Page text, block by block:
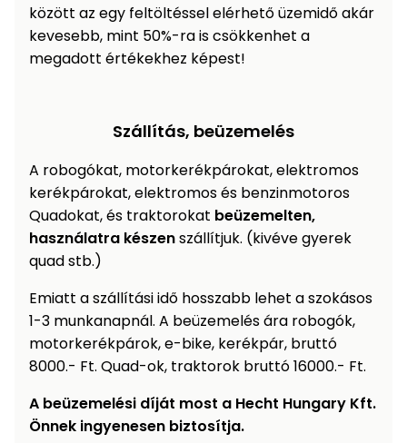
között az egy feltöltéssel elérhető üzemidő akár
kevesebb, mint 50%-ra is csökkenhet a
megadott értékekhez képest!
Szállítás, beüzemelés
A robogókat, motorkerékpárokat, elektromos
kerékpárokat, elektromos és benzinmotoros
Quadokat, és traktorokat beüzemelten,
használatra készenszállítjuk. (kivéve gyerek
quad stb.)
Emiatt a szállítási idő hosszabb lehet a szokásos
1-3 munkanapnál. A beüzemelés ára robogók,
motorkerékpárok, e-bike, kerékpár, bruttó
8000.- Ft. Quad-ok, traktorok bruttó 16000.- Ft.
A beüzemelési díját most a Hecht Hungary Kft.
Önnek ingyenesen biztosítja.